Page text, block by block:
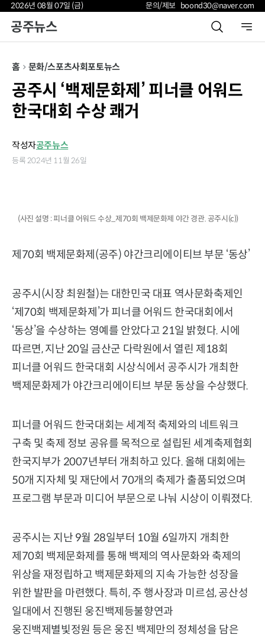
2026년 08월 07일 (금) 문의/제보 boond30@naver.com
공주뉴스
홈 문화/스포츠사회포토뉴스
공주시 ‘백제문화제’ 피너클 어워드
한국대회 수상 쾌거
작성자공주뉴스
등록 2024년 11월 26일
(사진 설명 : 피너클 어워드 수상_제70회 백제문화제 야간 경관. 공주시(c))
제70회 백제문화제(공주) 야간크리에이티브 부문 ‘동상’
공주시(시장 최원철)는 대한민국 대표 역사문화축제인
‘제70회 백제문화제’가 피너클 어워드 한국대회에서
‘동상’을 수상하는 영예를 안았다고 21일 밝혔다. 시에
따르면, 지난 20일 금산군 다락원에서 열린 제18회
피너클 어워드 한국대회 시상식에서 공주시가 개최한
백제문화제가 야간크리에이티브 부문 동상을 수상했다.
피너클 어워드 한국대회는 세계적 축제와의 네트워크
구축 및 축제 정보 공유를 목적으로 설립된 세계축제협회
한국지부가 2007년부터 개최하고 있다. 올해 대회에는
50개 지자체 및 재단에서 70개의 축제가 출품되었으며
프로그램 부문과 미디어 부문으로 나눠 시상이 이뤄졌다.
공주시는 지난 9월 28일부터 10월 6일까지 개최한
제70회 백제문화제를 통해 백제의 역사문화와 축제의
위상을 재정립하고 백제문화제의 지속 가능한 성장을
위한 발판을 마련했다. 특히, 주 행사장과 미르섬, 공산성
일대에서 진행된 웅진백제등불향연과
웅진백제별빛정원 등은 웅진 백제만의 정체성을 담은